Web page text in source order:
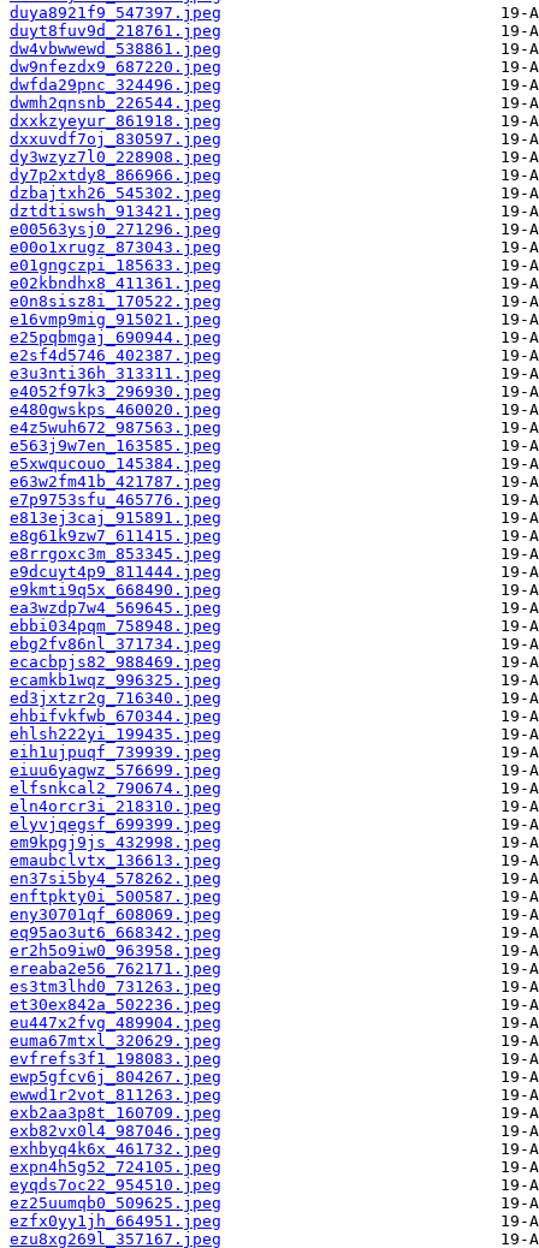
duya8921f9_547397.jpeg
duyt8fuv9d_218761.jpeg
dw4vbwwewd_538861.jpeg
dw9nfezdx9_687220.jpeg
dwfda29pnc_324496.jpeg
dwmh2qnsnb_226544.jpeg
dxxkzyeyur_861918.jpeg
dxxuvdf7oj_830597.jpeg
dy3wzyz7l0_228908.jpeg
dy7p2xtdy8_866966.jpeg
dzbajtxh26_545302.jpeg
dztdtiswsh_913421.jpeg
e00563ysj0_271296.jpeg
e00o1xrugz_873043.jpeg
e01gngczpi_185633.jpeg
e02kbndhx8_411361.jpeg
e0n8sisz8i_170522.jpeg
e16vmp9mig_915021.jpeg
e25pqbmgaj_690944.jpeg
e2sf4d5746_402387.jpeg
e3u3nti36h_313311.jpeg
e4052f97k3_296930.jpeg
e480gwskps_460020.jpeg
e4z5wuh672_987563.jpeg
e563j9w7en_163585.jpeg
e5xwqucouo_145384.jpeg
e63w2fm41b_421787.jpeg
e7p9753sfu_465776.jpeg
e813ej3caj_915891.jpeg
e8g61k9zw7_611415.jpeg
e8rrgoxc3m_853345.jpeg
e9dcuyt4p9_811444.jpeg
e9kmti9q5x_668490.jpeg
ea3wzdp7w4_569645.jpeg
ebbi034pqm_758948.jpeg
ebg2fv86nl_371734.jpeg
ecacbpjs82_988469.jpeg
ecamkb1wqz_996325.jpeg
ed3jxtzr2g_716340.jpeg
ehbifvkfwb_670344.jpeg
ehlsh222yi_199435.jpeg
eih1ujpuqf_739939.jpeg
eiuu6yagwz_576699.jpeg
elfsnkcal2_790674.jpeg
eln4orcr3i_218310.jpeg
elyvjqegsf_699399.jpeg
em9kpgj9js_432998.jpeg
emaubclvtx_136613.jpeg
en37si5by4_578262.jpeg
enftpkty0i_500587.jpeg
eny30701qf_608069.jpeg
eq95ao3ut6_668342.jpeg
er2h5o9iw0_963958.jpeg
ereaba2e56_762171.jpeg
es3tm3lhd0_731263.jpeg
et30ex842a_502236.jpeg
eu447x2fvg_489904.jpeg
euma67mtxl_320629.jpeg
evfrefs3f1_198083.jpeg
ewp5gfcv6j_804267.jpeg
ewwd1r2vot_811263.jpeg
exb2aa3p8t_160709.jpeg
exb82vx0l4_987046.jpeg
exhbyq4k6x_461732.jpeg
expn4h5g52_724105.jpeg
eyqds7oc22_954510.jpeg
ez25uumqb0_509625.jpeg
ezfx0yy1jh_664951.jpeg
ezu8xg269l_357167.jpeg